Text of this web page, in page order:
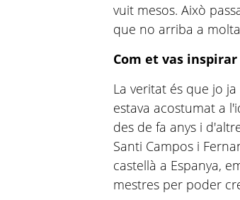
vuit mesos. Això
que no arriba a
Com et vas
La veritat és que jo
estava acostumat a
des de fa anys i
Santi Campos i
castellà a Espanya,
mestres per poder